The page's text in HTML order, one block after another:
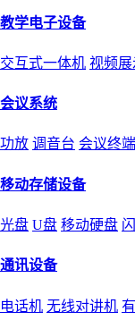
教学电子设备
交互式一体机 视频展
会议系统
功放 调音台 会议终端
移动存储设备
光盘 U盘 移动硬盘
通讯设备
电话机 无线对讲机